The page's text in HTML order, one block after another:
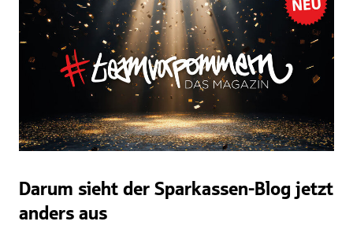
Darum sieht der Sparkassen-Blog jetzt
anders aus